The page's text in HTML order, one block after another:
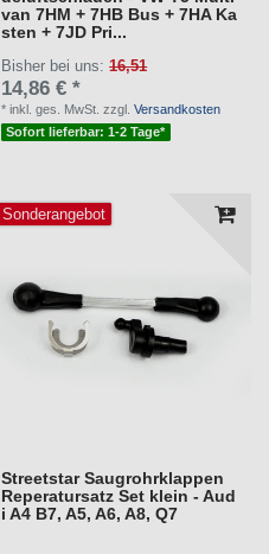
van 7HM + 7HB Bus + 7HA Ka
sten + 7JD Pri...
Bisher bei uns:16,51
14,86 € *
*inkl. ges. MwSt. zzgl.Versandkosten
Sofort lieferbar: 1-2 Tage*
Sonderangebot
Streetstar Saugrohrklappen
Reperatursatz Set klein - Aud
i A4 B7, A5, A6, A8, Q7